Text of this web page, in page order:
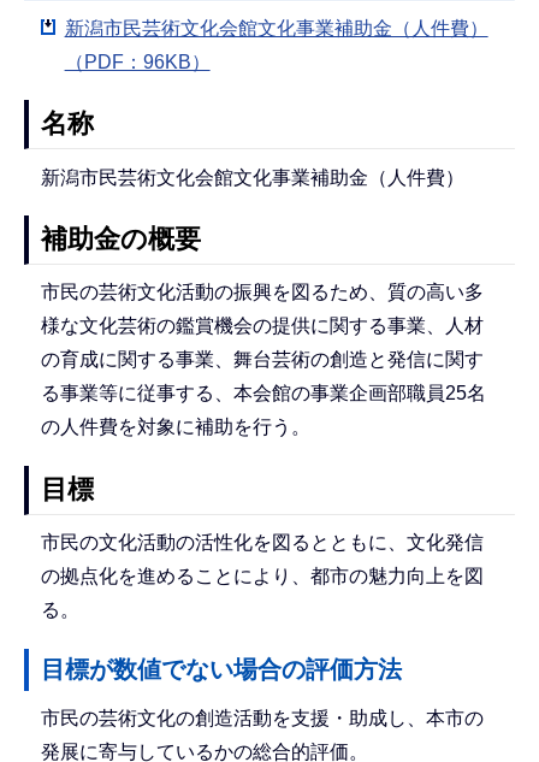
新潟市民芸術文化会館文化事業補助金（人件費）
（PDF：96KB）
名称
新潟市民芸術文化会館文化事業補助金（人件費）
補助金の概要
市民の芸術文化活動の振興を図るため、質の高い多
様な文化芸術の鑑賞機会の提供に関する事業、人材
の育成に関する事業、舞台芸術の創造と発信に関す
る事業等に従事する、本会館の事業企画部職員25名
の人件費を対象に補助を行う。
目標
市民の文化活動の活性化を図るとともに、文化発信
の拠点化を進めることにより、都市の魅力向上を図
る。
目標が数値でない場合の評価方法
市民の芸術文化の創造活動を支援・助成し、本市の
発展に寄与しているかの総合的評価。